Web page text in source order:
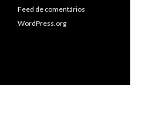
Feed de comentários
WordPress.org